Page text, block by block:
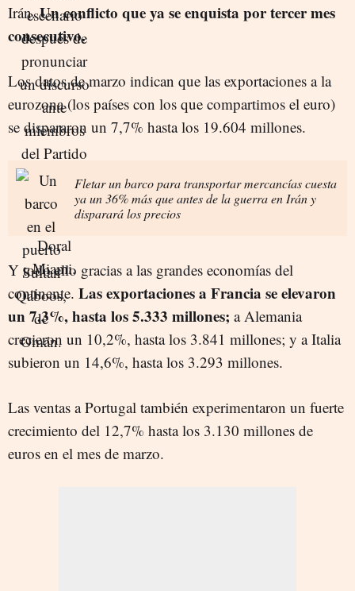
Irán.Un conflicto que ya se enquista por tercer mes
consecutivo.
Los datos de marzo indican que las exportaciones a la
eurozona (los países con los que compartimos el euro)
se dispararon un 7,7% hasta los 19.604 millones.
Fletar un barco para transportar mercancías cuesta
ya un 36% más que antes de la guerra en Irán y
disparará los precios
Y todo ello gracias a las grandes economías del
continente. Las exportaciones a Francia se elevaron
un 7,3%, hasta los 5.333 millones; a Alemania
crecieron un 10,2%, hasta los 3.841 millones; y a Italia
subieron un 14,6%, hasta los 3.293 millones.
Las ventas a Portugal también experimentaron un fuerte
crecimiento del 12,7% hasta los 3.130 millones de
euros en el mes de marzo.